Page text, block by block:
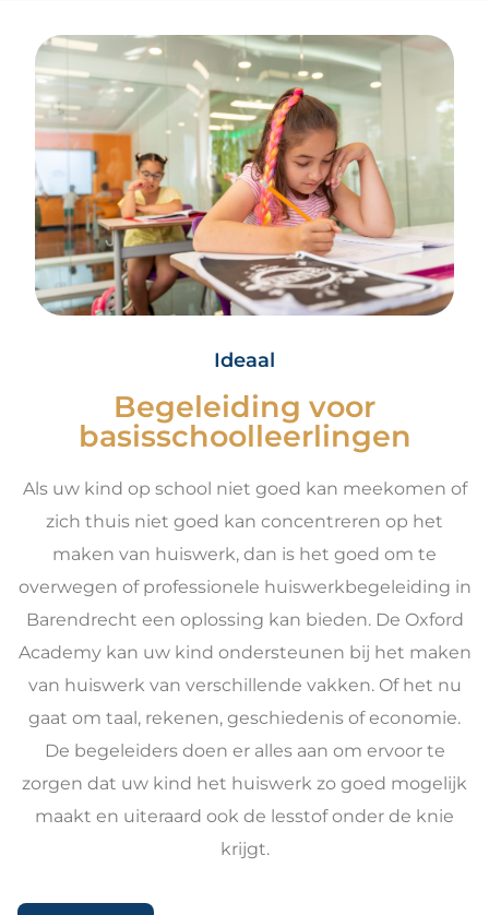
Ideaal
Begeleiding voor
basisschoolleerlingen
Als uw kind op school niet goed kan meekomen of
zich thuis niet goed kan concentreren op het
maken van huiswerk, dan is het goed om te
overwegen of professionele huiswerkbegeleiding in
Barendrecht een oplossing kan bieden. De Oxford
Academy kan uw kind ondersteunen bij het maken
van huiswerk van verschillende vakken. Of het nu
gaat om taal, rekenen, geschiedenis of economie.
De begeleiders doen er alles aan om ervoor te
zorgen dat uw kind het huiswerk zo goed mogelijk
maakt en uiteraard ook de lesstof onder de knie
krijgt.